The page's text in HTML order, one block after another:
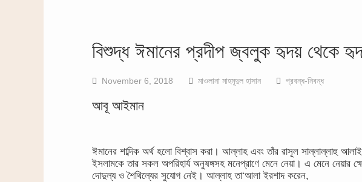
বিশুদ্ধ ঈমানের প্রদীপ জ্বলুক হৃদয় থেকে
November 6, 2018 মাওলানা মাহমূদুল হাসান প্রবন্ধ-নিবন্ধ
আবূ আইমান
ঈমানের শাব্দিক অর্থ হলো বিশ্বাস করা। আল্লাহ এবং তাঁর রাসূল সাল্লাল্লাহু
ইসলামকে তার সকল অপরিহার্য অনুষঙ্গসহ মনেপ্রাণে মেনে নেয়া। এ মেনে নেয়ার
দোদুল্য ও শৈথিল্যের সুযোগ নেই। আল্লাহ তা‘আলা ইরশাদ করেন,